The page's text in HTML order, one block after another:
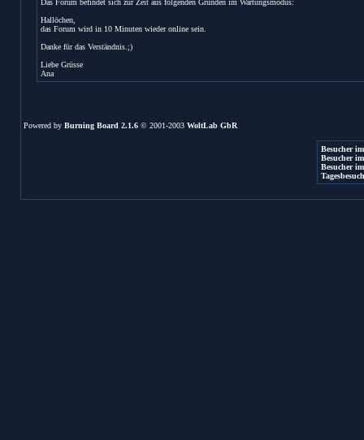
Das Forum befindet sich zur Zeit aus folgenden Gründen im Wartungsmodus:
Hallöchen,
das Forum wird in 10 Minuten wieder online sein.
Danke für das Verständnis.;)
Liebe Grüsse
Ana
Powered by Burning Board 2.1.6© 2001-2003 WoltLab GbR
Besucher
Besucher
Besucher